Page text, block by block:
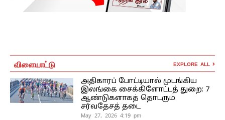
விளையாட்டு EXPLORE ALL
அதிகாரப் போட்டியால் முடங்கிய
இலங்கை சைக்கிளோட்டத் துறை: 7
ஆண்டுகளாகத் தொடரும்
சர்வதேசத் தடை
May 27, 2026 4:19 pm